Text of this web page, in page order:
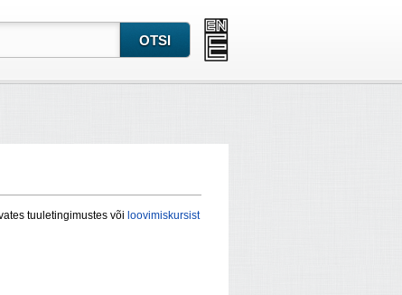
tuuletingimustes või loovimiskursist